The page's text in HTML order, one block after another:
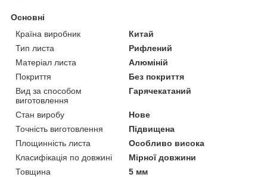
Основні
Країна виробник
Китай
Тип листа
Рифлений
Матеріал листа
Алюміній
Покриття
Без покриття
Вид за способом
виготовлення
Гарячекатаний
Стан виробу
Нове
Точність виготовлення
Підвищена
Площинність листа
Особливо висока
Класифікація по довжині
Мірної довжини
Товщина
5 мм